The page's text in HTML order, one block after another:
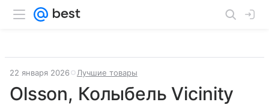
22 января 2026 Лучшие товары
Olsson, Колыбель Vicinity